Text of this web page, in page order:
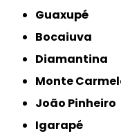
Guaxupé
Bocaiuva
Diamantina
Monte
João Pinheiro
Igarapé